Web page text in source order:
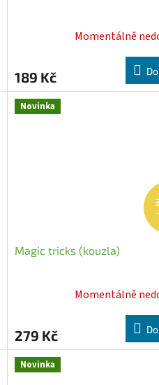
Momentálně
189 Kč
Novinka
Magic tricks (kouzla)
Momentálně
279 Kč
Novinka